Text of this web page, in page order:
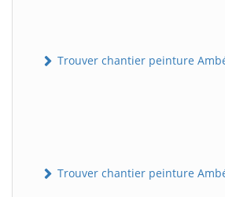
Trouver chantier peinture
Trouver chantier peinture